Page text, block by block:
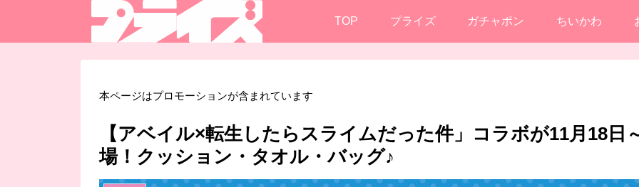
TOP プライズ ガチャポン ちいかわ
本ページはプロモーションが含まれています
【アベイル×転生したらスライムだった件」コラボが11月18日
場！クッション・タオル・バッグ♪